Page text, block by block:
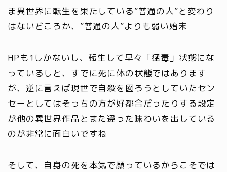
ま異世界に転生を果たしている”普通の人”と変わり
はないどころか、”普通の人”よりも弱い始末
HPも1しかないし、転生して早々「猛毒」状態にな
っているしと、すでに死に体の状態ではあります
が、逆に言えば現世で自殺を図ろうとしていたセン
セーとしてはそっちの方が好都合だったりする設定
が他の異世界作品とまた違った味わいを出している
のが非常に面白いですね
そして、自身の死を本気で願っているからこそでは